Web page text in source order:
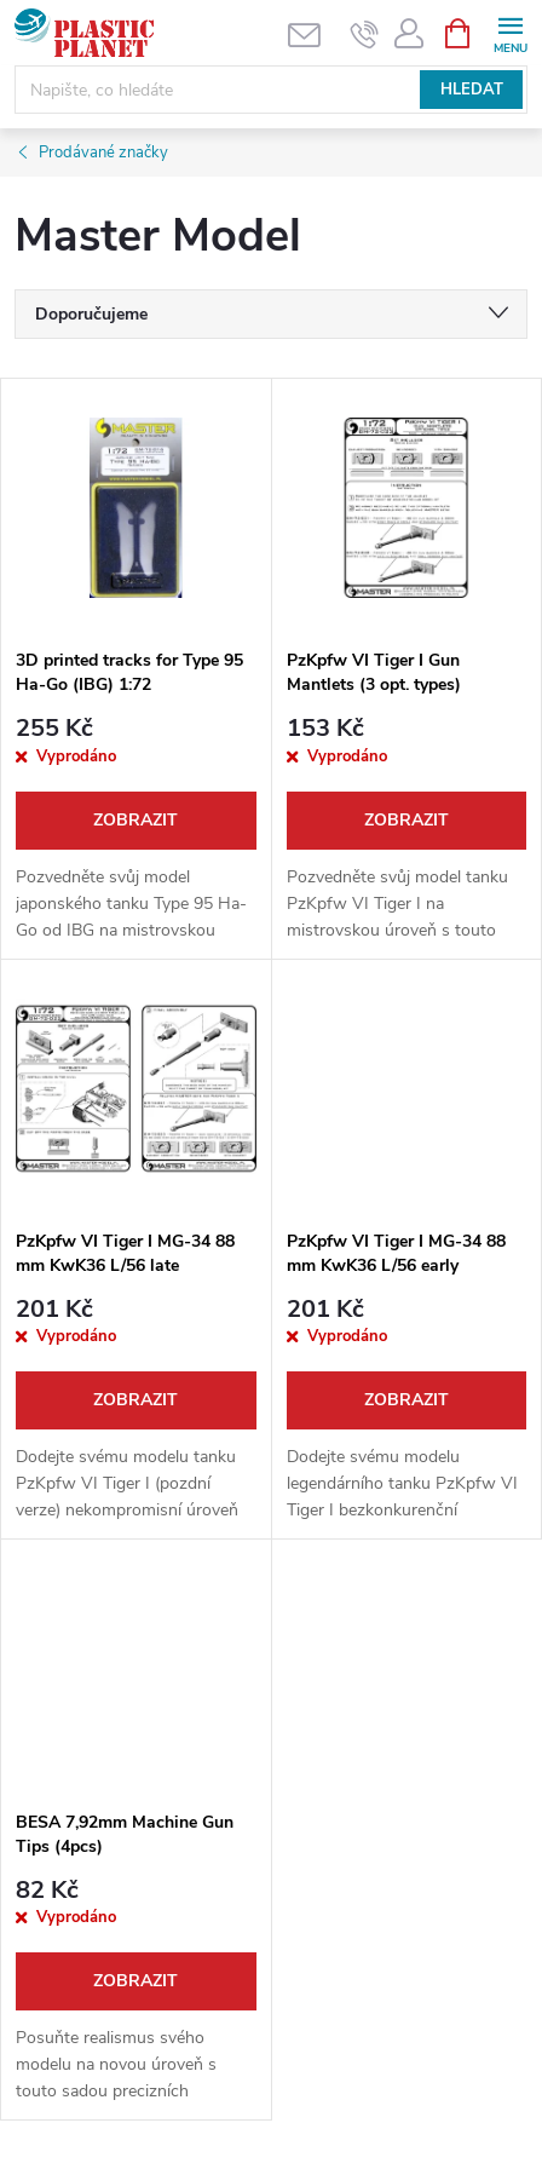
Přejít
na
obsah
HLEDAT
NÁKUPNÍ
KOŠÍK
Prodávané značky
Master Model
Ř
a
p
r
o
d
u
t
ů
Doporučujeme
Nejprodávanější
s
p
r
d
u
k
t
ů
3D printed tracks for Type 95
Ha-Go (IBG) 1:72
255 Kč
Vyprodáno
ZOBRAZIT
Pozvedněte svůj model
japonského tanku Type 95 Ha-
Go od IBG na mistrovskou
úroveň! Tyto špičkové 3D
nahrazují původní díly
stavebnice a dodají...
PzKpfw VI Tiger I Gun
Mantlets (3 opt. types)
153 Kč
Vyprodáno
ZOBRAZIT
Pozvedněte svůj model tanku
PzKpfw VI Tiger I na
mistrovskou úroveň s touto
exkluzivní sadou od Master
PzKpfw VI Tiger I MG-34 88
mm KwK36 L/56 late
201 Kč
Vyprodáno
ZOBRAZIT
Dodejte svému modelu tanku
PzKpfw VI Tiger I (pozdní
verze) nekompromisní úroveň
detailů s touto sadou od
PzKpfw VI Tiger I MG-34 88
mm KwK36 L/56 early
201 Kč
Vyprodáno
ZOBRAZIT
Dodejte svému modelu
legendárního tanku PzKpfw VI
Tiger I bezkonkurenční
realismus! Tato exkluzivní sada
BESA 7,92mm Machine Gun
Tips (4pcs)
82 Kč
Vyprodáno
ZOBRAZIT
Posuňte realismus svého
modelu na novou úroveň s
touto sadou precizních
kovových hlavní! Balení od